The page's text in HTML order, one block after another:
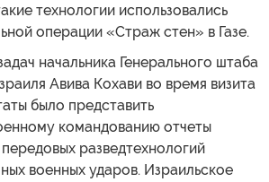
технологии использовались
операции «Страж стен» в Газе.
начальника Генерального штаба
Авива Кохави во время визита
было представить
командованию отчеты
разведтехнологий
военных ударов. Израильское